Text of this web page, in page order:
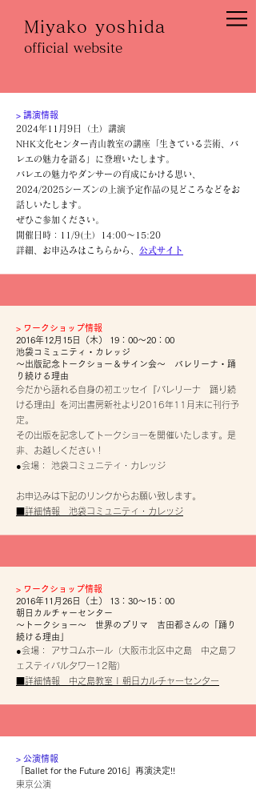
Miyako yoshida
official website
​> 講演情報
2024年11月9 日（土）講演
NHK文化センター青山教室の講座「生きている芸術、バ
レエの魅力を語る」に登壇いたします。
バレエの魅力やダンサーの育成にかける思い、
2024/2025シーズンの上演予定作品の見どころなどをお
話しいたします。
ぜひご参加ください。
開催日時：11/9(土）14:00～15:20
​詳細、お申込みはこちらから、 公式サイト
​> ワークショップ情報
2016年12月15日（木） 19：00～20：00
池袋コミュニティ・カレッジ
～出版記念トークショー＆サイン会～ バレリーナ・踊
り続ける理由
今だから語れる自身の初エッセイ『バレリーナ 踊り続
ける理由』を河出書房新社より2016年11月末に刊行予
定。
その出版を記念してトークショーを開催いたします。是
非、お越しください！
●会場： 池袋コミュニティ・カレッジ
お申込みは下記のリンクからお願い致します。
■詳細情報 池袋コミュニティ・カレッジ
​> ワークショップ情報
2016年11月26日（土） 13：30～15：00
朝日カルチャーセンター
～トークショー～ 世界のプリマ 吉田都さんの「踊り
続ける理由」
●会場： アサコムホール（大阪市北区中之島 中之島フ
ェスティバルタワー12階）
■詳細情報 中之島教室 | 朝日カルチャーセンター
​> 公演情報
「Ballet for the Future 2016」再演決定!!
東京公演